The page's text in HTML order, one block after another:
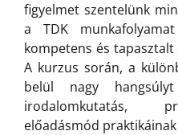
figyelmet szentelünk
a TDK
kompetens és
A kurzus során, a
belül nagy
irodalomkutatás,
előadásmód